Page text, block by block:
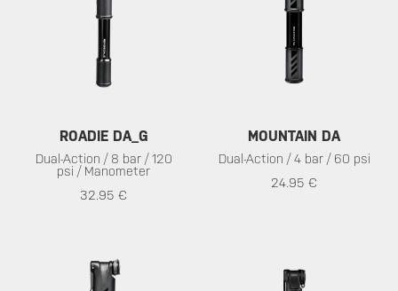
ROADIE DA_G
Dual-Action / 8 bar / 120
psi / Manometer
32.95 €
MOUNTAIN DA
Dual-Action / 4 bar / 60 psi
24.95 €